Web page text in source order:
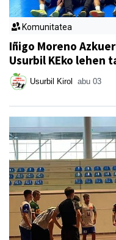
Komunitatea
Iñigo Moreno
Usurbil KEko lehen
Usurbil Kirol abu 03